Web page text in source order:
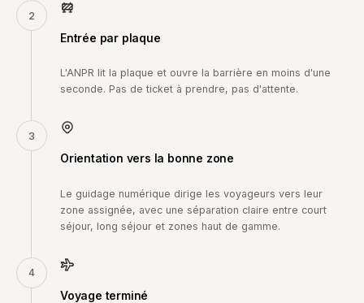
2
Entrée par plaque
L'ANPR lit la plaque et ouvre la barrière en moins d'une
seconde. Pas de ticket à prendre, pas d'attente.
3
Orientation vers la bonne zone
Le guidage numérique dirige les voyageurs vers leur
zone assignée, avec une séparation claire entre court
séjour, long séjour et zones haut de gamme.
4
Voyage terminé